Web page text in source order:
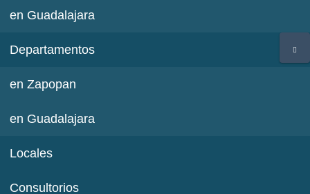
en Guadalajara
Departamentos
en Zapopan
en Guadalajara
Locales
Consultorios